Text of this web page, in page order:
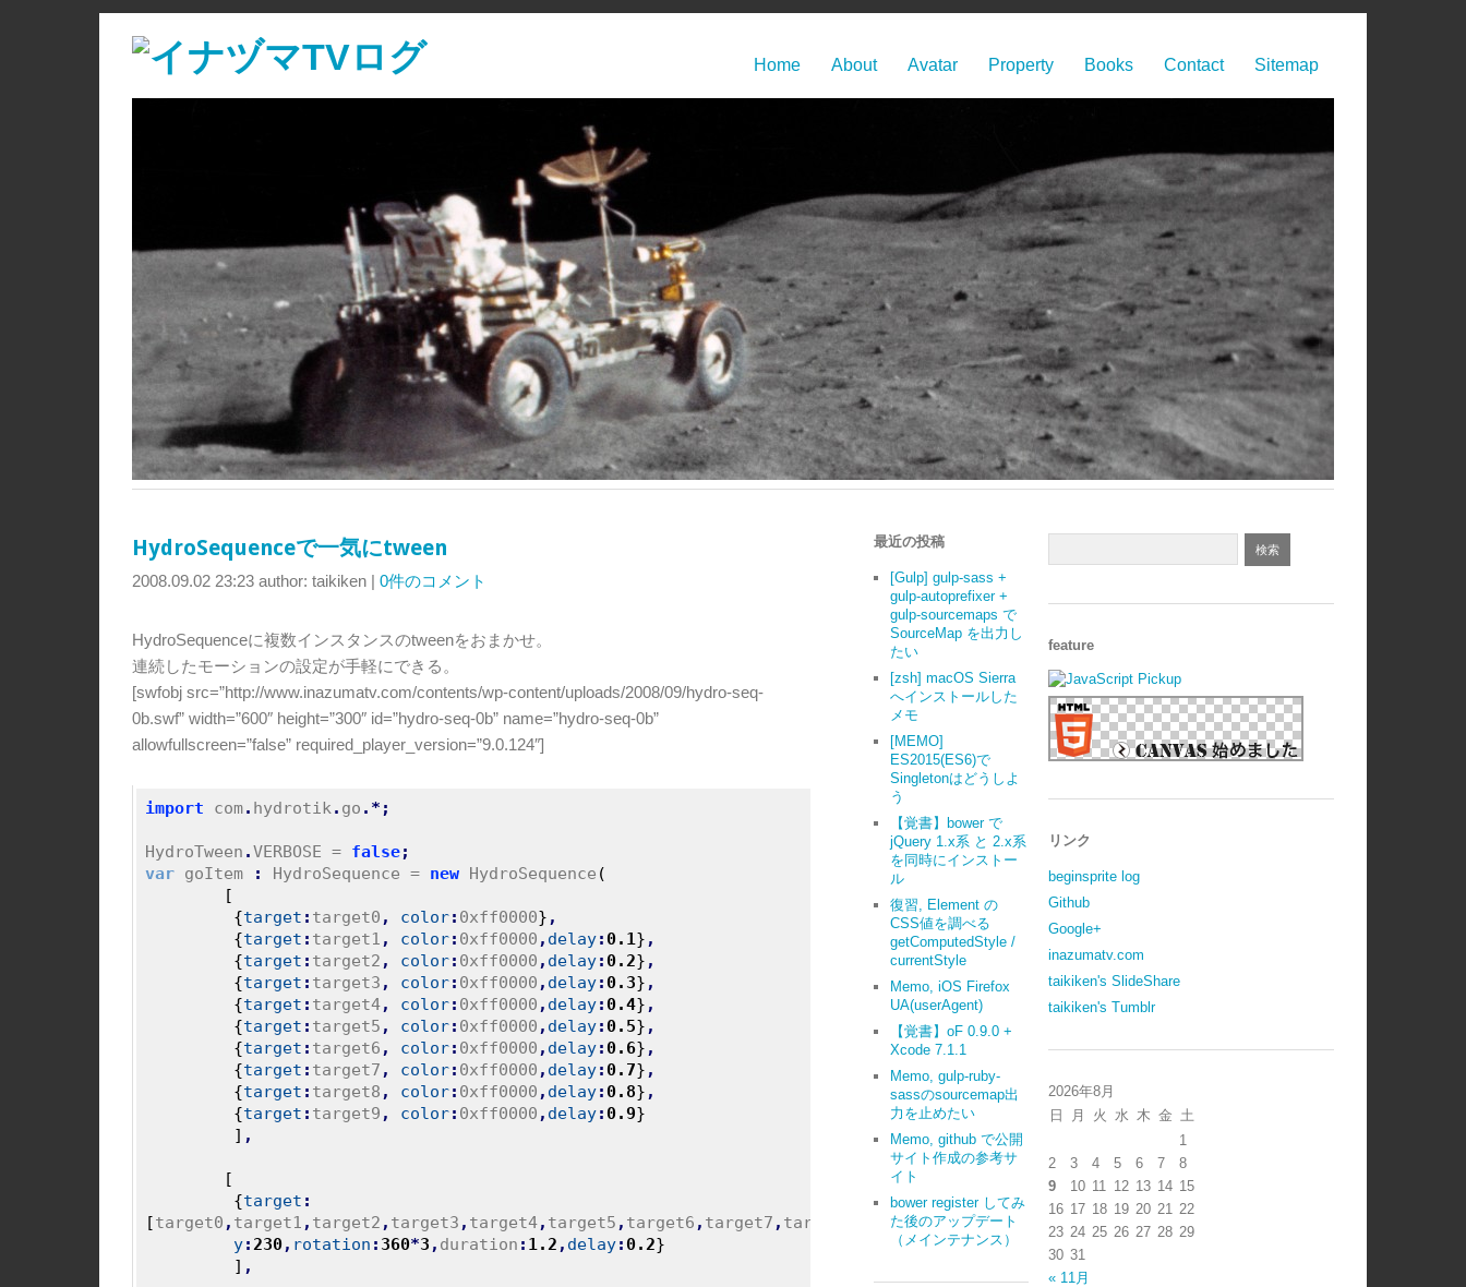
Home About Avatar Property Books Contact Sitemap
HydroSequenceで一気にtween
2008.09.02 23:23 author: taikiken | 0件のコメント
HydroSequenceに複数インスタンスのtweenをおまかせ。
連続したモーションの設定が手軽にできる。
[swfobj src=”http://www.inazumatv.com/contents/wp-content/uploads/2008/09/hydro-seq-
0b.swf” width=”600″ height=”300″ id=”hydro-seq-0b” name=”hydro-seq-0b”
allowfullscreen=”false” required_player_version=”9.0.124″]
import com. hydrotik . go .*;
HydroTween .VERBOSE = false;
var goItem : HydroSequence = new HydroSequence (
[
{target : target0 , color: 0xff0000} ,
{target : target1 , color: 0xff0000 , delay: 0.1 } ,
{target : target2 , color: 0xff0000 , delay: 0.2} ,
{target : target3 , color: 0xff0000 , delay: 0.3} ,
{target : target4, color: 0xff0000 , delay: 0.4} ,
{target : target5 , color: 0xff0000 , delay: 0.5} ,
{target : target6 , color: 0xff0000 , delay: 0.6} ,
{target : target7 , color: 0xff0000 , delay: 0.7} ,
{target : target8 , color: 0xff0000 , delay: 0.8} ,
{target : target9 , color: 0xff0000 , delay: 0.9}
] ,
[
{target :
[target0 , target1 , target2 , target3 , target4, target5 , target6 , target7 , target8 target9],
y: 230, rotation : 360*3 , duration : 1.2 , delay: 0.2}
] ,
最近の投稿
[Gulp] gulp-sass +
gulp-autoprefixer +
gulp-sourcemaps で
SourceMap を出力し
たい
[zsh] macOS Sierra
へインストールした
メモ
[MEMO]
ES2015(ES6)で
Singletonはどうしよ
う
【覚書】bower で
jQuery 1.x系 と 2.x系
を同時にインストー
ル
復習, Element の
CSS値を調べる
getComputedStyle /
currentStyle
Memo, iOS Firefox
UA(userAgent)
【覚書】oF 0.9.0 +
Xcode 7.1.1
Memo, gulp-ruby-
sassのsourcemap出
力を止めたい
Memo, github で公開
サイト作成の参考サ
イト
bower register してみ
た後のアップデート
（メインテナンス）
feature
リンク
beginsprite log
Github
Google+
inazumatv.com
taikiken's SlideShare
taikiken's Tumblr
2026年8月
日
月 火 水 木 金 土
1
2
3 4 5 6 7
8
9
10 11 12 13 14 15
16 17 18 19 20 21 22
23 24 25 26 27 28 29
30 31
« 11月